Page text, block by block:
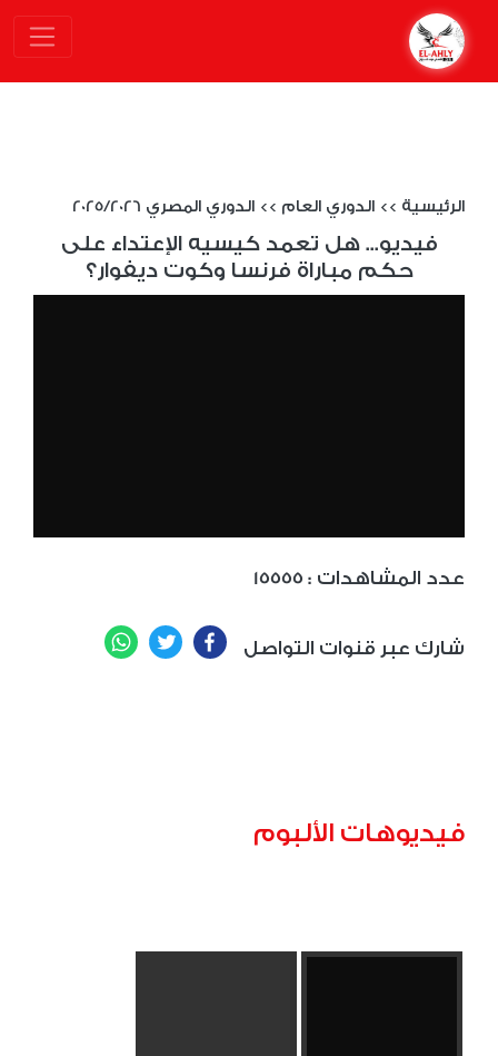
الرئيسية >> الدوري العام >> الدوري المصري 2025/2026
فيديو... هل تعمد كيسيه الإعتداء على
حكم مباراة فرنسا وكوت ديفوار؟
15555 : عدد المشاهدات
شارك عبر قنوات التواصل Facebook
Twitter
فيديوهات الألبوم